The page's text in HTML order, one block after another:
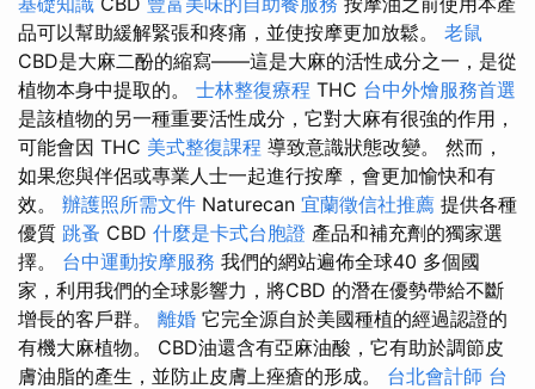
品可以幫助緩解緊張和疼痛，並使按摩更加放鬆。 老鼠
CBD是大麻二酚的縮寫——這是大麻的活性成分之一，是從
植物本身中提取的。 士林整復療程 THC 台中外燴服務首選
是該植物的另一種重要活性成分，它對大麻有很強的作用，
可能會因 THC 美式整復課程 導致意識狀態改變。 然而，
如果您與伴侶或專業人士一起進行按摩，會更加愉快和有
效。 辦護照所需文件 Naturecan 宜蘭徵信社推薦 提供各種
優質 跳蚤 CBD 什麼是卡式台胞證 產品和補充劑的獨家選
擇。 台中運動按摩服務 我們的網站遍佈全球40 多個國
家，利用我們的全球影響力，將CBD 的潛在優勢帶給不斷
增長的客戶群。 離婚 它完全源自於美國種植的經過認證的
有機大麻植物。 CBD油還含有亞麻油酸，它有助於調節皮
膚油脂的產生，並防止皮膚上痤瘡的形成。 台北會計師 台